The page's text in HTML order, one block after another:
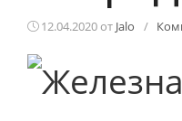
12.04.2020от Jalo /